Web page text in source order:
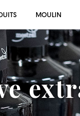
MOULIN